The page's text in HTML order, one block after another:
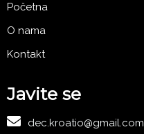
Početna
O nama
Kontakt
Javite se
dec.kroatio@gmail.com